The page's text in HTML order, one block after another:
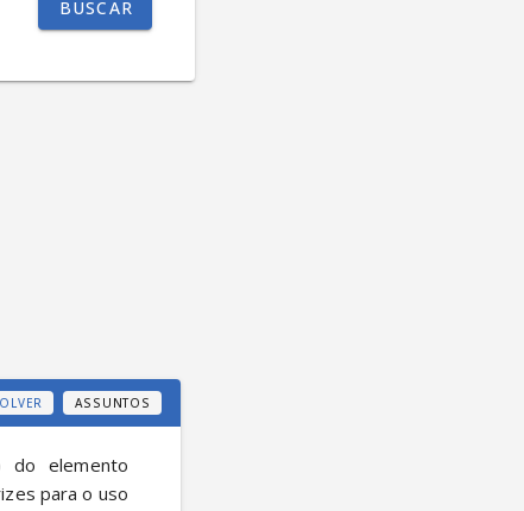
BUSCAR
ASSUNTOS
do elemento
para o uso